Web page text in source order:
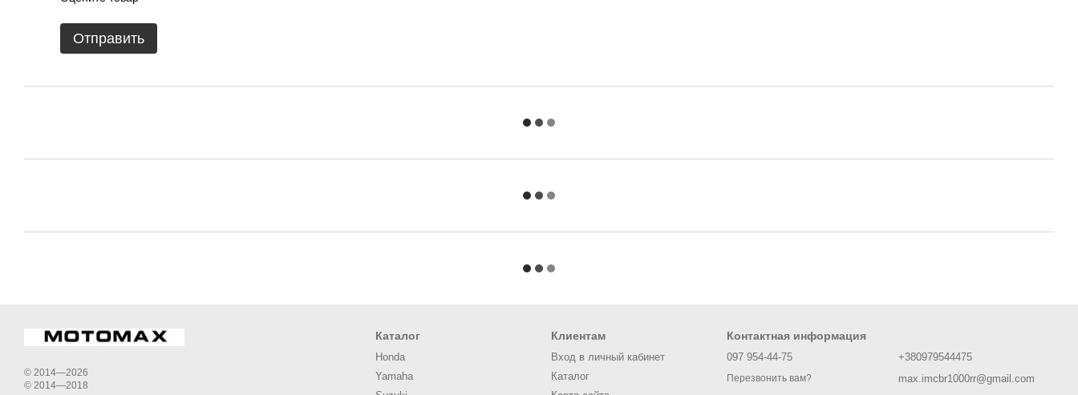
Отправить
© 2014—2026
© 2014—2018
Каталог
Honda
Yamaha
Клиентам
Вход в личный кабинет
Каталог
Контактная информация
097 954-44-75
Перезвонить вам?
+380979544475
max.imcbr1000rr@gmail.com